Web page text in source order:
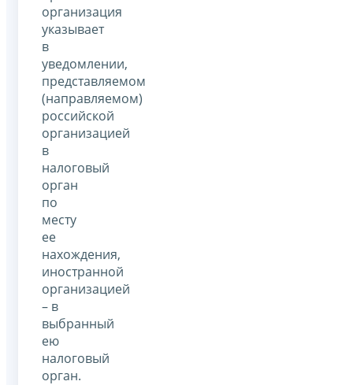
организация
указывает
в
уведомлении,
представляемом
(направляемом)
российской
организацией
в
налоговый
орган
по
месту
ее
нахождения,
иностранной
организацией
– в
выбранный
ею
налоговый
орган.